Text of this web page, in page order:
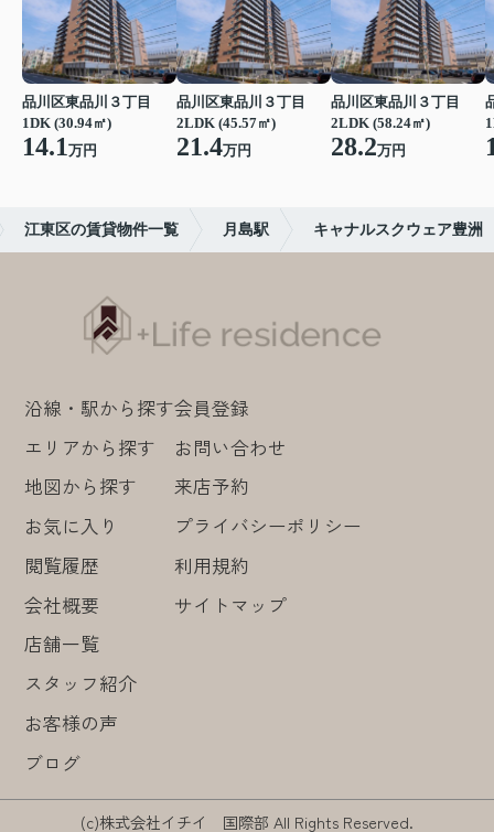
品川区東品川３丁目
1DK (30.94㎡)
14.1万円
品川区東品川３丁目
2LDK (45.57㎡)
21.4万円
品川区東品川３丁目
2LDK (58.24㎡)
28.2万円
江東区の賃貸物件一覧 月島駅 キャナルスクウェア豊洲
沿線・駅から探す
エリアから探す
地図から探す
お気に入り
閲覧履歴
会社概要
店舗一覧
スタッフ紹介
お客様の声
ブログ
会員登録
お問い合わせ
来店予約
プライバシーポリシー
利用規約
サイトマップ
(c)株式会社イチイ 国際部 All Rights Reserved.